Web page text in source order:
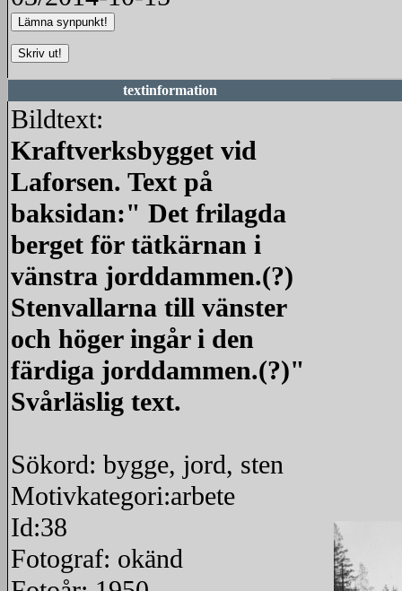
textinformation
Bildtext:
Kraftverksbygget vid
Laforsen. Text på
baksidan:" Det frilagda
berget för tätkärnan i
vänstra jorddammen.(?)
Stenvallarna till vänster
och höger ingår i den
färdiga jorddammen.(?)"
Svårläslig text.
Sökord: bygge, jord, sten
Motivkategori:arbete
Id:38
Fotograf: okänd